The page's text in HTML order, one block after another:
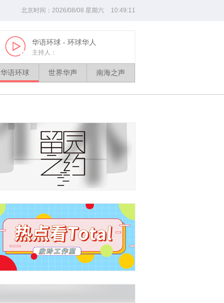
北京时间： 2026/08/08 星期六 10:49:13
Play
华语环球 - 环球华人
主持人：
华语环球 世界华声 南海之声